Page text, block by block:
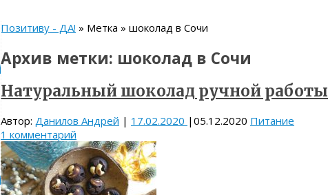
Позитиву - ДА! » Метка » шоколад в Сочи
Архив метки: шоколад в Сочи
Натуральный шоколад ручной работы
Автор: Данилов Андрей | 17.02.2020 | 05.12.2020 Питание
1 комментарий